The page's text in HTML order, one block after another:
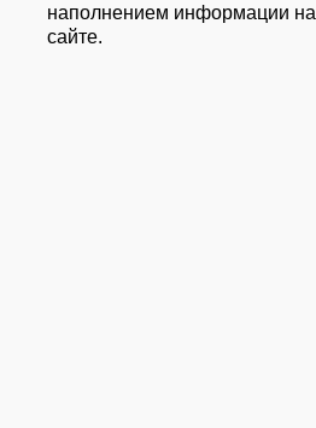
наполнением информации на
сайте.